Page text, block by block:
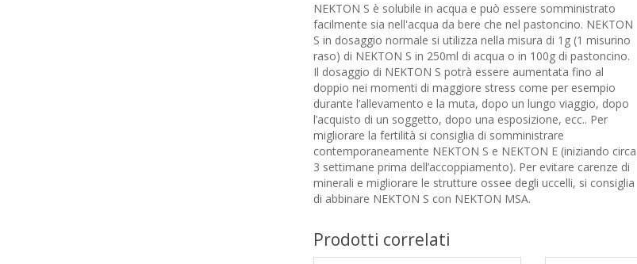
NEKTON S è solubile in acqua e può essere somministrato
facilmente sia nell'acqua da bere che nel pastoncino. NEKTON
S in dosaggio normale si utilizza nella misura di 1g (1 misurino
raso) di NEKTON S in 250ml di acqua o in 100g di pastoncino.
Il dosaggio di NEKTON S potrà essere aumentata fino al
doppio nei momenti di maggiore stress come per esempio
durante l’allevamento e la muta, dopo un lungo viaggio, dopo
l’acquisto di un soggetto, dopo una esposizione, ecc.. Per
migliorare la fertilità si consiglia di somministrare
contemporaneamente NEKTON S e NEKTON E (iniziando circa
3 settimane prima dell’accoppiamento). Per evitare carenze di
minerali e migliorare le strutture ossee degli uccelli, si consiglia
di abbinare NEKTON S con NEKTON MSA.
Prodotti correlati